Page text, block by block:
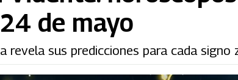
de mayo
revela sus predicciones para cada signo